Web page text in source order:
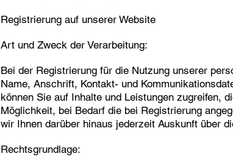
Registrierung auf unserer Website
Art und Zweck der Verarbeitung:
Bei der Registrierung für die Nutzung unserer
Name, Anschrift, Kontakt- und
können Sie auf Inhalte und Leistungen zugreifen,
Möglichkeit, bei Bedarf die bei Registrierung
wir Ihnen darüber hinaus jederzeit Auskunft über
Rechtsgrundlage: